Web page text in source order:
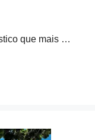
que mais …